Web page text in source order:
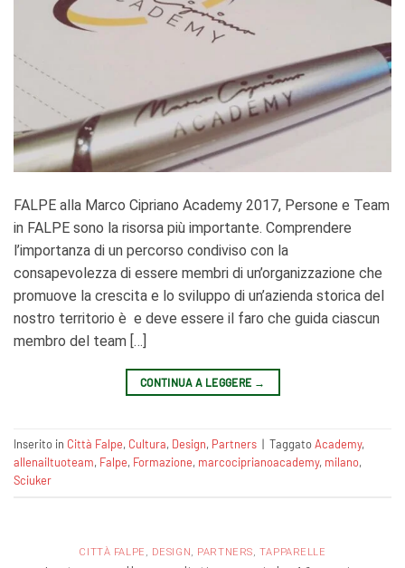
FALPE alla Marco Cipriano Academy 2017, Persone e Team
in FALPE sono la risorsa più importante. Comprendere
l’importanza di un percorso condiviso con la
consapevolezza di essere membri di un’organizzazione che
promuove la crescita e lo sviluppo di un’azienda storica del
nostro territorio è e deve essere il faro che guida ciascun
membro del team […]
CONTINUA A LEGGERE →
Inserito in Città Falpe, Cultura, Design, Partners | TaggatoAcademy,
allenailtuoteam, Falpe, Formazione‬, marcociprianoacademy, milano,
Sciuker
CITTÀ FALPE , DESIGN , PARTNERS, TAPPARELLE